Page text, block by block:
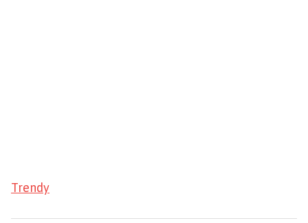
Trendy